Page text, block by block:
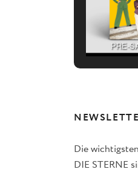
PRE-
Die
DIE STERNE